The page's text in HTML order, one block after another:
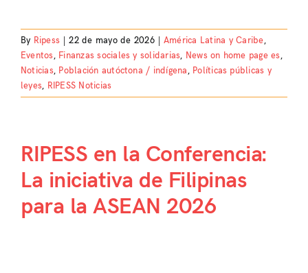
By Ripess 22 de mayo de 2026 América Latina y Caribe,
Eventos, Finanzas sociales y solidarias, News on home page es,
Noticias, Población autóctona / indígena, Políticas públicas y
leyes, RIPESS Noticias
RIPESS en la Conferencia:
La iniciativa de Filipinas
para la ASEAN 2026